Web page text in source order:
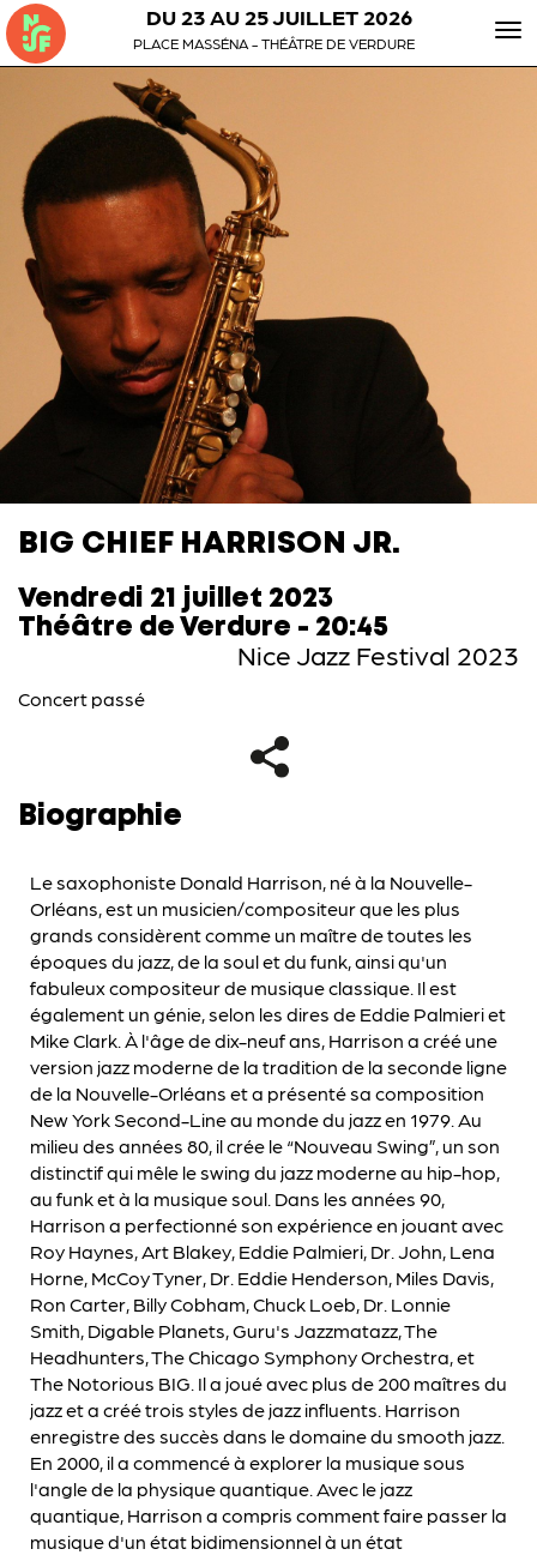
DU 23 AU 25 JUILLET 2026
PLACE MASSÉNA - THÉÂTRE DE VERDURE
BIG CHIEF HARRISON JR.
Vendredi 21 juillet 2023
Théâtre de Verdure - 20:45
Nice Jazz Festival 2023
Concert passé
Biographie
Le saxophoniste Donald Harrison, né à la Nouvelle-
Orléans, est un musicien/compositeur que les plus
grands considèrent comme un maître de toutes les
époques du jazz, de la soul et du funk, ainsi qu'un
fabuleux compositeur de musique classique. Il est
également un génie, selon les dires de Eddie Palmieri et
Mike Clark. À l'âge de dix-neuf ans, Harrison a créé une
version jazz moderne de la tradition de la seconde ligne
de la Nouvelle-Orléans et a présenté sa composition
New York Second-Line au monde du jazz en 1979. Au
milieu des années 80, il crée le “Nouveau Swing”, un son
distinctif qui mêle le swing du jazz moderne au hip-hop,
au funk et à la musique soul. Dans les années 90,
Harrison a perfectionné son expérience en jouant avec
Roy Haynes, Art Blakey, Eddie Palmieri, Dr. John, Lena
Horne, McCoy Tyner, Dr. Eddie Henderson, Miles Davis,
Ron Carter, Billy Cobham, Chuck Loeb, Dr. Lonnie
Smith, Digable Planets, Guru's Jazzmatazz, The
Headhunters, The Chicago Symphony Orchestra, et
The Notorious BIG. Il a joué avec plus de 200 maîtres du
jazz et a créé trois styles de jazz influents. Harrison
enregistre des succès dans le domaine du smooth jazz.
En 2000, il a commencé à explorer la musique sous
l'angle de la physique quantique. Avec le jazz
quantique, Harrison a compris comment faire passer la
musique d'un état bidimensionnel à un état